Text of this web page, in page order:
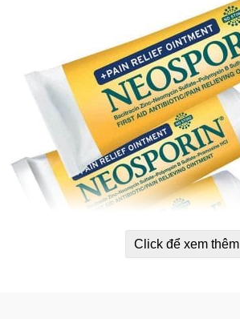
Click để xem thêm